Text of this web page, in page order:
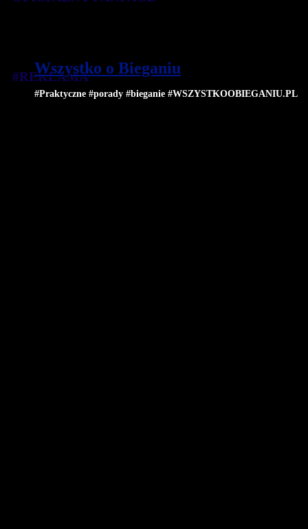
Wszystko o Bieganiu
#Praktyczne #porady #bieganie #WSZYSTKOOBIEGANIU.PL
#REKLAMA